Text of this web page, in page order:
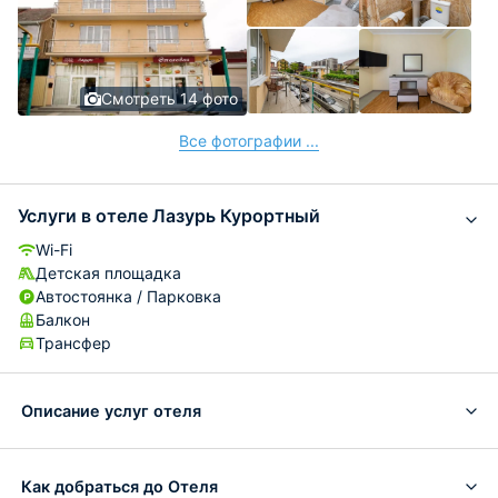
Смотреть 14 фото
Все фотографии ...
Услуги в отеле Лазурь Курортный
Wi-Fi
Детская площадка
Автостоянка / Парковка
Балкон
Трансфер
Описание услуг отеля
Как добраться до Отеля